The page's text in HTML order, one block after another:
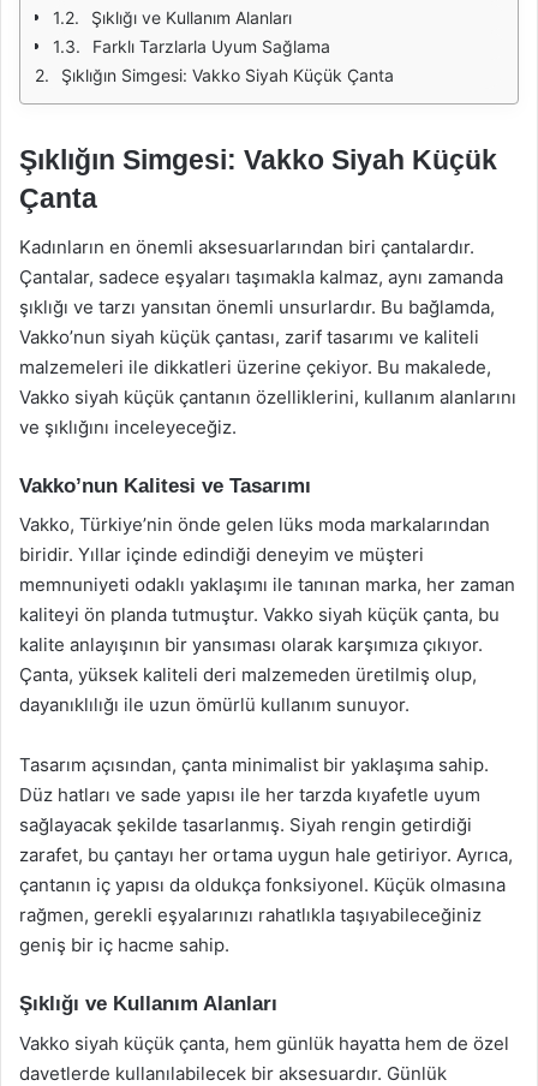
Şıklığı ve Kullanım Alanları
Farklı Tarzlarla Uyum Sağlama
Şıklığın Simgesi: Vakko Siyah Küçük Çanta
Şıklığın Simgesi: Vakko Siyah Küçük
Çanta
Kadınların en önemli aksesuarlarından biri çantalardır.
Çantalar, sadece eşyaları taşımakla kalmaz, aynı zamanda
şıklığı ve tarzı yansıtan önemli unsurlardır. Bu bağlamda,
Vakko’nun siyah küçük çantası, zarif tasarımı ve kaliteli
malzemeleri ile dikkatleri üzerine çekiyor. Bu makalede,
Vakko siyah küçük çantanın özelliklerini, kullanım alanlarını
ve şıklığını inceleyeceğiz.
Vakko’nun Kalitesi ve Tasarımı
Vakko, Türkiye’nin önde gelen lüks moda markalarından
biridir. Yıllar içinde edindiği deneyim ve müşteri
memnuniyeti odaklı yaklaşımı ile tanınan marka, her zaman
kaliteyi ön planda tutmuştur. Vakko siyah küçük çanta, bu
kalite anlayışının bir yansıması olarak karşımıza çıkıyor.
Çanta, yüksek kaliteli deri malzemeden üretilmiş olup,
dayanıklılığı ile uzun ömürlü kullanım sunuyor.
Tasarım açısından, çanta minimalist bir yaklaşıma sahip.
Düz hatları ve sade yapısı ile her tarzda kıyafetle uyum
sağlayacak şekilde tasarlanmış. Siyah rengin getirdiği
zarafet, bu çantayı her ortama uygun hale getiriyor. Ayrıca,
çantanın iç yapısı da oldukça fonksiyonel. Küçük olmasına
rağmen, gerekli eşyalarınızı rahatlıkla taşıyabileceğiniz
geniş bir iç hacme sahip.
Şıklığı ve Kullanım Alanları
Vakko siyah küçük çanta, hem günlük hayatta hem de özel
davetlerde kullanılabilecek bir aksesuardır. Günlük